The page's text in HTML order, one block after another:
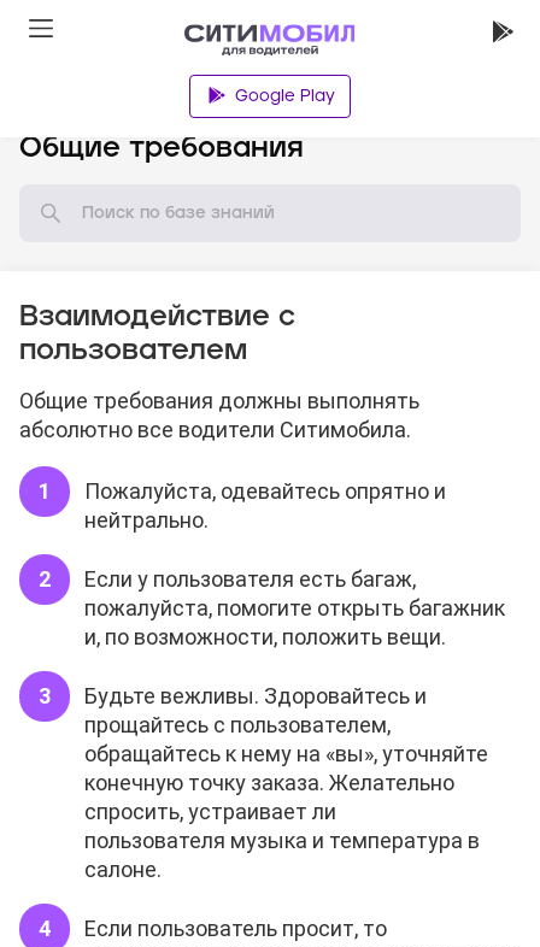
Google Play
Общие требования
Взаимодействие с
пользователем
Общие требования должны выполнять
абсолютно все водители Ситимобила.
Пожалуйста, одевайтесь опрятно и
нейтрально.
Если у пользователя есть багаж,
пожалуйста, помогите открыть багажник
и, по возможности, положить вещи.
Будьте вежливы. Здоровайтесь и
прощайтесь с пользователем,
обращайтесь к нему на «вы», уточняйте
конечную точку заказа. Желательно
спросить, устраивает ли
пользователя музыка и температура в
салоне.
Если пользователь просит, то